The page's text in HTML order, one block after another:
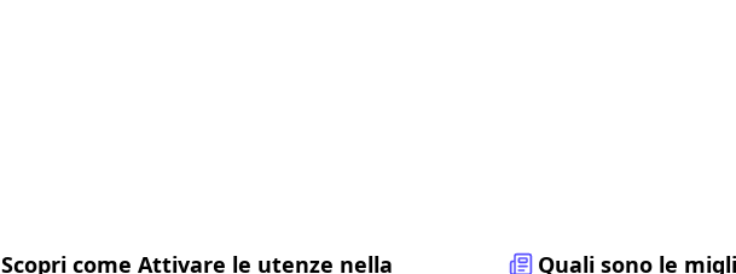
Scopri come Attivare le utenze nella
Quali sono le